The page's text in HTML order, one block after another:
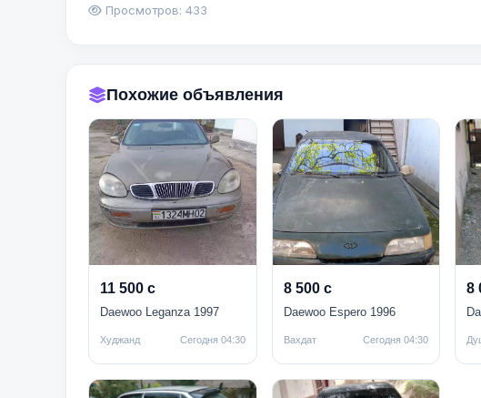
Просмотров: 433
Похожие объявления
11 500 с
Daewoo Leganza 1997
Худжанд Сегодня 04:30
8 500 с
Daewoo Espero 1996
Вахдат Сегодня 04:30
8